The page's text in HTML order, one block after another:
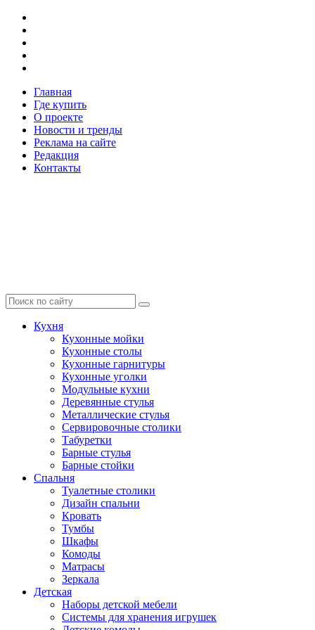
Главная
Где купить
О проекте
Новости и тренды
Реклама на сайте
Редакция
Контакты
Кухня
Кухонные мойки
Кухонные столы
Кухонные гарнитуры
Кухонные уголки
Модульные кухни
Деревянные стулья
Металлические стулья
Сервировочные столики
Табуретки
Барные стулья
Барные стойки
Спальня
Туалетные столики
Дизайн спальни
Кровать
Тумбы
Шкафы
Комоды
Матрасы
Зеркала
Детская
Наборы детской мебели
Системы для хранения игрушек